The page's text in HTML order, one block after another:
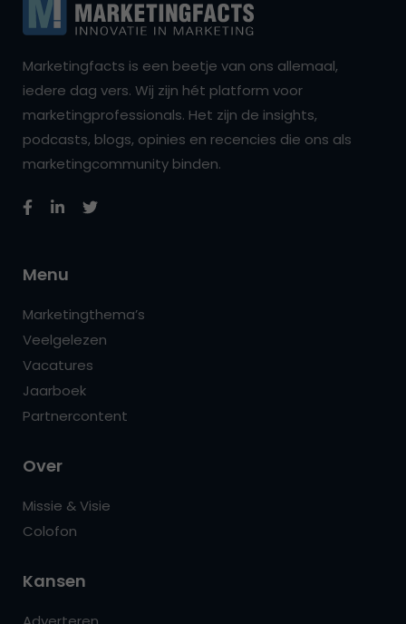
Marketingfacts is een beetje van ons allemaal,
iedere dag vers. Wij zijn hét platform voor
marketingprofessionals. Het zijn de insights,
podcasts, blogs, opinies en recencies die ons als
marketingcommunity binden.
Menu
Marketingthema’s
Veelgelezen
Vacatures
Jaarboek
Partnercontent
Over
Missie & Visie
Colofon
Kansen